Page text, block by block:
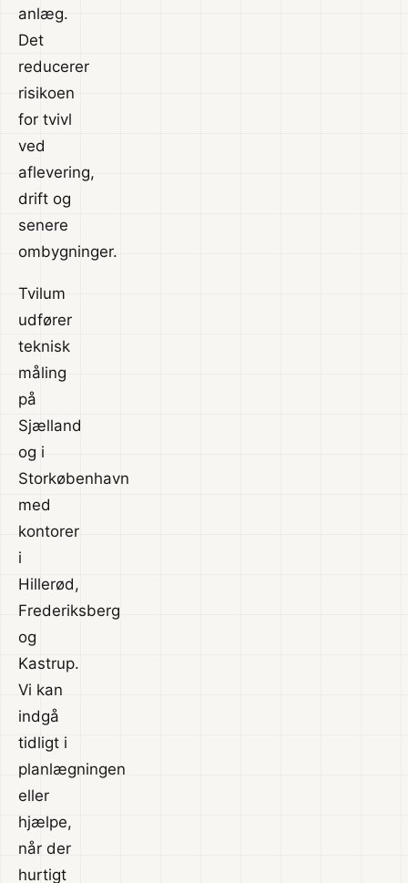
anlæg.
Det
reducerer
risikoen
for tvivl
ved
aflevering,
drift og
senere
ombygninger.
Tvilum
udfører
teknisk
måling
på
Sjælland
og i
Storkøbenhavn
med
kontorer
i
Hillerød,
Frederiksberg
og
Kastrup.
Vi kan
indgå
tidligt i
planlægningen
eller
hjælpe,
når der
hurtigt